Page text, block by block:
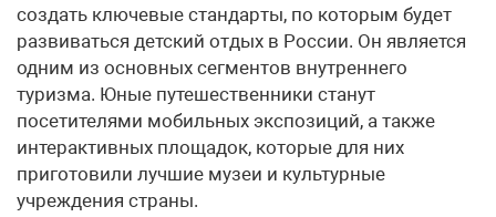
создать ключевые стандарты, по которым будет
развиваться детский отдых в России. Он является
одним из основных сегментов внутреннего
туризма. Юные путешественники станут
посетителями мобильных экспозиций, а также
интерактивных площадок, которые для них
приготовили лучшие музеи и культурные
учреждения страны.